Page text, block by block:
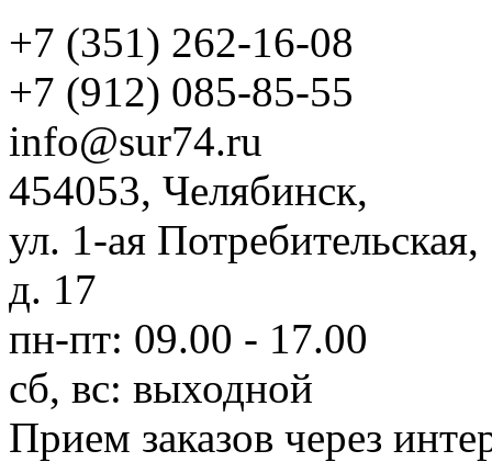
+7 (351) 262-16-08
+7 (912) 085-85-55
info@sur74.ru
454053, Челябинск,
ул. 1-ая Потребительская,
д. 17
пн-пт: 09.00 - 17.00
сб, вс: выходной
Прием заказов через